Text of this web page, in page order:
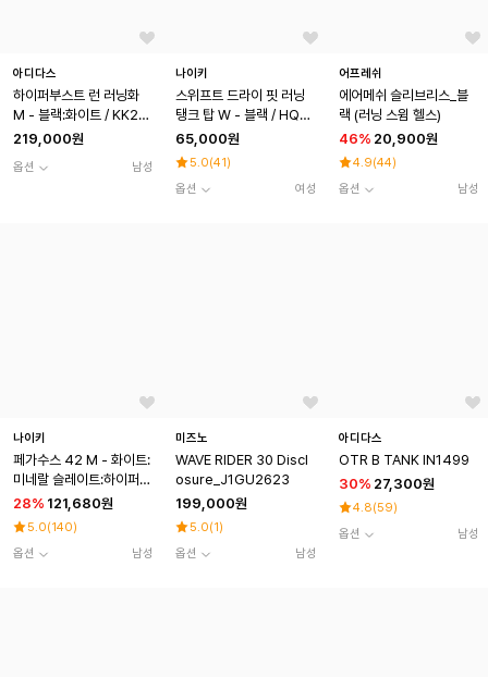
아디다스
하이퍼부스트 런 러닝화
M - 블랙:화이트 / KK201
0
219,000원
옵션 남성
나이키
스위프트 드라이 핏 러닝
탱크 탑 W - 블랙 / HQ0
621-010
65,000원
5.0(41 )
옵션
여성
어프레쉬
에어메쉬 슬리브리스_블
랙 (러닝 스윔 헬스)
46% 20,900원
4.9(44)
옵션
남성
나이키
페가수스 42 M - 화이트:
미네랄 슬레이트:하이퍼
핑크:블랙 / IB1873-110
28% 121,680원
5.0(140)
옵션
남성
미즈노
WAVE RIDER 30 Discl
osure_J1GU2623
199,000원
5.0(1 )
옵션
남성
아디다스
OTR B TANK IN1499
30% 27,300원
4.8(59)
옵션
남성